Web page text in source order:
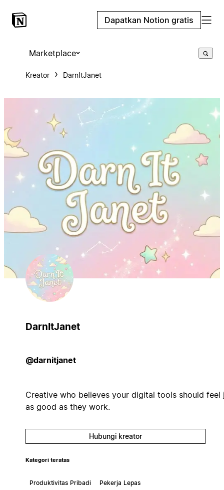
Dapatkan Notion gratis
Marketplace
Kreator DarnItJanet
DarnItJanet
@darnitjanet
Creative who believes your digital tools should feel
as good as they work.
Hubungi kreator
Kategori teratas
Produktivitas Pribadi
Pekerja Lepas